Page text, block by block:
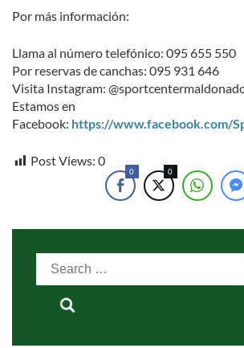
Por más información:
Llama al número telefónico: 095 655 550
Por reservas de canchas: 095 931 646
Visita Instagram:
Estamos en
Facebook: https://www.facebook.com/
Post Views: 0
0 0
Search